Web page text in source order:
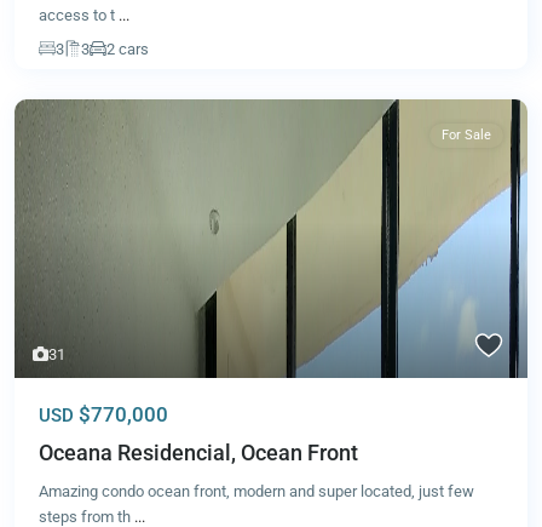
access to t ...
3
3 2 cars
31
For Sale
USD $770,000
Oceana Residencial, Ocean Front
Amazing condo ocean front, modern and super located, just few
steps from th ...